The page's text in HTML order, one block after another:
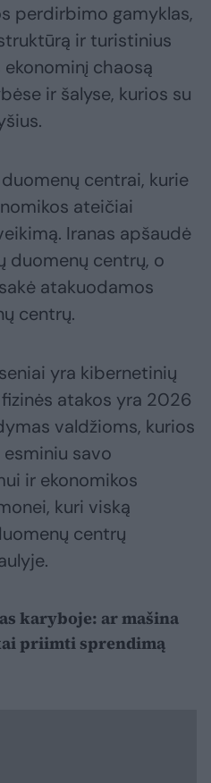
perdirbimo gamyklas,
ir turistinius
chaosą
ir šalyse, kurios su
centrai, kurie
ateičiai
Iranas apšaudė
duomenų centrų, o
atakuodamos
centrų.
yra kibernetinių
atakos yra 2026
valdžioms, kurios
savo
ir ekonomikos
kuri viską
centrų
karyboje: ar mašina
priimti sprendimą